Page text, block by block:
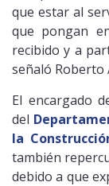
que estar al
que pongan
recibido y a
señaló Roberto
El encargado
del
la
también
debido a que